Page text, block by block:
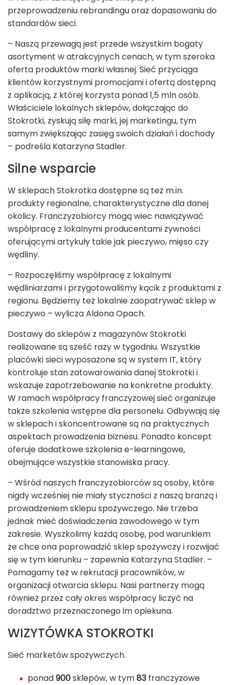
przeprowadzeniu rebrandingu oraz dopasowaniu do
standardów sieci.
– Naszą przewagą jest przede wszystkim bogaty
asortyment w atrakcyjnych cenach, w tym szeroka
oferta produktów marki własnej. Sieć przyciąga
klientów korzystnymi promocjami i ofertą dostępną
z aplikacją, z której korzysta ponad 1,5 mln osób.
Właściciele lokalnych sklepów, dołączając do
Stokrotki, zyskują siłę marki, jej marketingu, tym
samym zwiększając zasięg swoich działań i dochody
– podreśla Katarzyna Stadler.
Silne wsparcie
W sklepach Stokrotka dostępne są też m.in.
produkty regionalne, charakterystyczne dla danej
okolicy. Franczyzobiorcy mogą wiec nawiązywać
współpracę z lokalnymi producentami żywności
oferującymi artykuły takie jak pieczywo, mięso czy
wędliny.
– Rozpoczęliśmy współpracę z lokalnymi
wędliniarzami i przygotowaliśmy kącik z produktami z
regionu. Będziemy też lokalnie zaopatrywać sklep w
pieczywo – wylicza Aldona Opach.
Dostawy do sklepów z magazynów Stokrotki
realizowane są sześć razy w tygodniu. Wszystkie
placówki sieci wyposażone są w system IT, który
kontroluje stan zatowarowania danej Stokrotki i
wskazuje zapotrzebowanie na konkretne produkty.
W ramach współpracy franczyzowej sieć organizuje
także szkolenia wstępne dla personelu. Odbywają się
w sklepach i skoncentrowane są na praktycznych
aspektach prowadzenia biznesu. Ponadto koncept
oferuje dodatkowe szkolenia e-learningowe,
obejmujące wszystkie stanowiska pracy.
– Wśród naszych franczyzobiorców są osoby, które
nigdy wcześniej nie miały styczności z naszą branżą i
prowadzeniem sklepu spożywczego. Nie trzeba
jednak mieć doświadczenia zawodowego w tym
zakresie. Wyszkolimy każdą osobę, pod warunkiem
że chce ona poprowadzić sklep spożywczy i rozwijać
się w tym kierunku – zapewnia Katarzyna Stadler. –
Pomagamy też w rekrutacji pracowników, w
organizacji otwarcia sklepu. Nasi partnerzy mogą
również przez cały okres współpracy liczyć na
doradztwo przeznaczonego im opiekuna.
WIZYTÓWKA STOKROTKI
Sieć marketów spożywczych.
ponad900sklepów, w tym83 franczyzowe